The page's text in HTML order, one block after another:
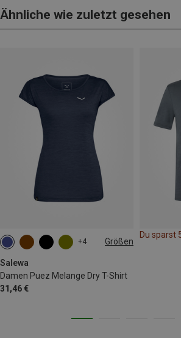
Ähnliche wie zuletzt gesehen
+4 Größen
Salewa
Damen Puez Melange Dry T-Shirt
31,46 €
M L XL XXL
Du sparst